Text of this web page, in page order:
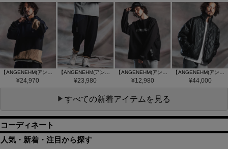
【ANGENEHM(アンゲネーム)】【予約販売9月下旬～10月上旬入荷】Cardboard Knit Jacquard-Blocked Hoodie プルオーバーパーカー(AG07-019acg)
¥24,970
【ANGENEHM(アンゲネーム)】【予約販売9月下旬～10月上旬入荷】Cardboard Knit Jacquard-Blocked Joggers ジョガーパンツ(AG07-020acg)
¥23,980
【ANGENEHM(アンゲネーム)】【予約販売8月下旬～9月上旬入荷】Interlock Fabric Long Sleeve Tshirt ロングスリーブTシャツ(AG07-031acg)
¥12,980
【ANGENEHM(アンゲネーム)】【予約販売10月上旬～中旬入荷】Synthetic Leather Wave-Quilted Padded Jacket シンセティックレザースタンドジャケット(AG07-015acg)
¥44,000
すべての新着アイテムを見る
コーディネート
人気・新着・注目から探す